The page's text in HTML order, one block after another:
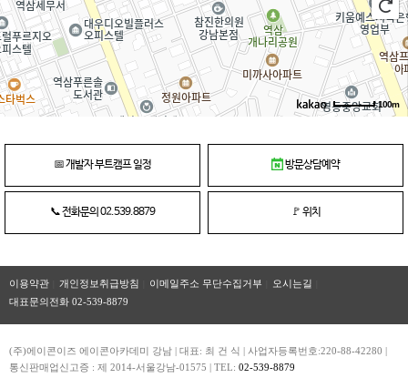
전혀 지루하지 않은 수업이었습니다. 자습 시간도 충분히
주셔서 그날 배운 내용을 그때그때 복습할 수 있도록 해주셔서
정말 좋았습니다 매니저님의 관리 또한 정말
좋았습니다.매니저님의 관리 덕분에 정신 차리고 수업에 잘
참여할 수 있었고, 나태해지지 않아 정말 좋았습니다!
▶에이콘 아카데미 개강중인 과정
보기
100m
📅개발자 부트캠프 일정 방문상담예약
📞전화문의 02.539.8879 🚩 위치
이용약관 개인정보취급방침 이메일주소 무단수집거부
오시는길
대표문의전화 02-539-8879
(주)에이콘이즈 에이콘아카데미 강남 | 대표: 최 건 식 | 사업자등록번호:220-88-42280 |
통신판매업신고증 : 제 2014-서울강남-01575 | TEL: 02-539-8879